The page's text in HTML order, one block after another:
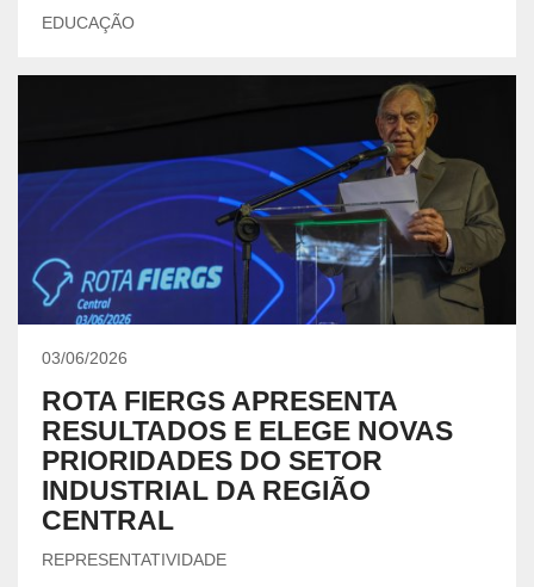
EDUCAÇÃO
03/06/2026
ROTA FIERGS APRESENTA
RESULTADOS E ELEGE NOVAS
PRIORIDADES DO SETOR
INDUSTRIAL DA REGIÃO
CENTRAL
REPRESENTATIVIDADE